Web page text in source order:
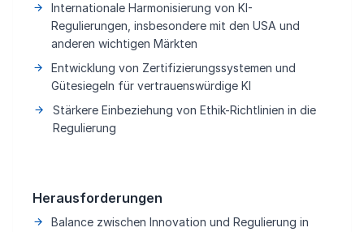
Internationale Harmonisierung von KI-
Regulierungen, insbesondere mit den USA und
anderen wichtigen Märkten
Entwicklung von Zertifizierungssystemen und
Gütesiegeln für vertrauenswürdige KI
Stärkere Einbeziehung von Ethik-Richtlinien in die
Regulierung
Herausforderungen
Balance zwischen Innovation und Regulierung in